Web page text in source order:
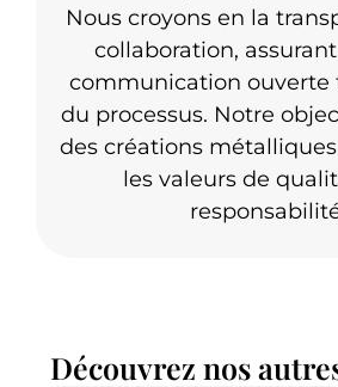
Nous croyons en la
collaboration,
communication ouverte
du processus. Notre
des créations
les valeurs de
Découvrez nos